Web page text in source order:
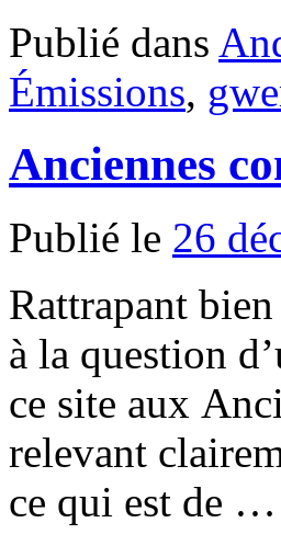
Publié dans
Émissions,
Anciennes
Publié le 26
Rattrapant
à la question
ce site aux
relevant
ce qui est de …